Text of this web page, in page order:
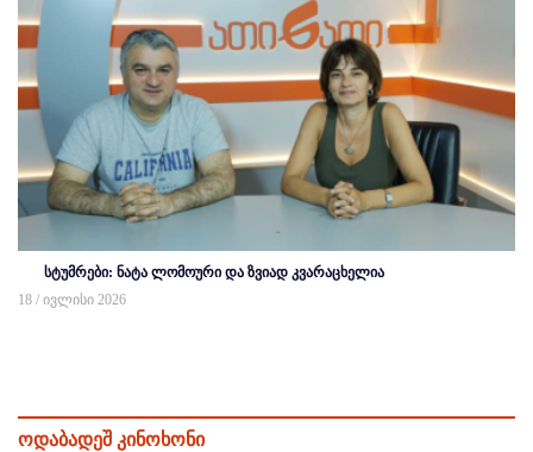
სტუმრები: ნატა ლომოური და ზვიად კვარაცხელია
18 / ივლისი 2026
ოდაბადეშ კინოხონი